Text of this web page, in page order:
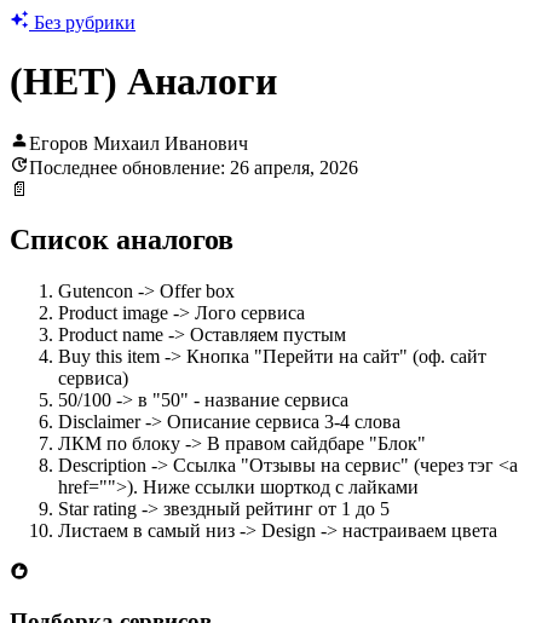
Без рубрики
(НЕТ) Аналоги
Егоров Михаил Иванович
Последнее обновление: 26 апреля, 2026
📄
Список аналогов
Gutencon -> Offer box
Product image -> Лого сервиса
Product name -> Оставляем пустым
Buy this item -> Кнопка "Перейти на сайт" (оф. сайт
сервиса)
50/100 -> в "50" - название сервиса
Disclaimer -> Описание сервиса 3-4 слова
ЛКМ по блоку -> В правом сайдбаре "Блок"
Description -> Ссылка "Отзывы на сервис" (через тэг <a
href="">). Ниже ссылки шорткод с лайками
Star rating -> звездный рейтинг от 1 до 5
Листаем в самый низ -> Design -> настраиваем цвета